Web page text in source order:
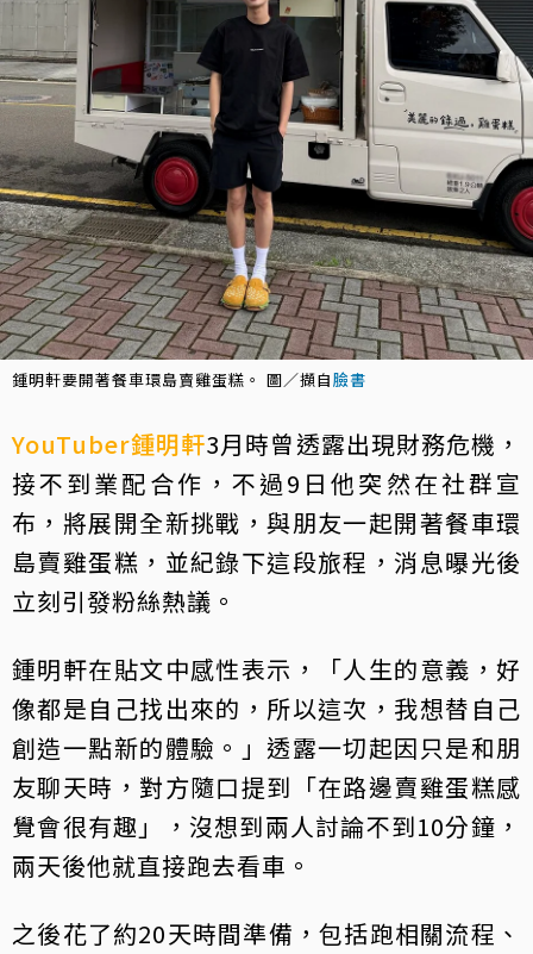
鍾明軒要開著餐車環島賣雞蛋糕。 圖／擷自臉書
YouTuber鍾明軒3月時曾透露出現財務危機，
接不到業配合作，不過9日他突然在社群宣
布，將展開全新挑戰，與朋友一起開著餐車環
島賣雞蛋糕，並紀錄下這段旅程，消息曝光後
立刻引發粉絲熱議。
鍾明軒在貼文中感性表示，「人生的意義，好
像都是自己找出來的，所以這次，我想替自己
創造一點新的體驗。」透露一切起因只是和朋
友聊天時，對方隨口提到「在路邊賣雞蛋糕感
覺會很有趣」，沒想到兩人討論不到10分鐘，
兩天後他就直接跑去看車。
之後花了約20天時間準備，包括跑相關流程、